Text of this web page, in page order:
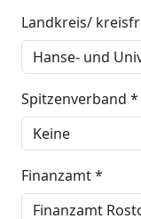
Landkreis/
Spitzenverband *
Finanzamt *